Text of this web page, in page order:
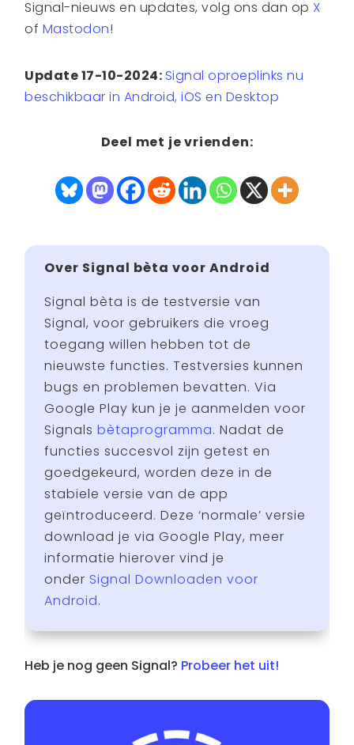
Signal-nieuws en updates, volg ons dan op X
of Mastodon!
Update 17-10-2024: Signal oproeplinks nu
beschikbaar in Android, iOS en Desktop
Deel met je vrienden:
Over Signal bèta voor Android
Signal bèta is de testversie van
Signal, voor gebruikers die vroeg
toegang willen hebben tot de
nieuwste functies. Testversies kunnen
bugs en problemen bevatten. Via
Google Play kun je je aanmelden voor
Signalsbètaprogramma. Nadat de
functies succesvol zijn getest en
goedgekeurd, worden deze in de
stabiele versie van de app
geïntroduceerd. Deze ‘normale’ versie
download je via Google Play, meer
informatie hierover vind je
onder Signal Downloaden voor
Android.
Heb je nog geen Signal? Probeer het uit!